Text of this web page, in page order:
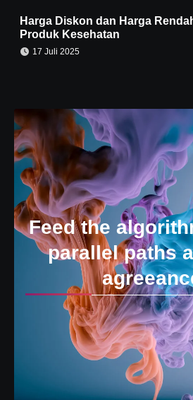
Harga Diskon dan Harga
Produk Kesehatan
17 Juli 2025
Feed the
parallel paths